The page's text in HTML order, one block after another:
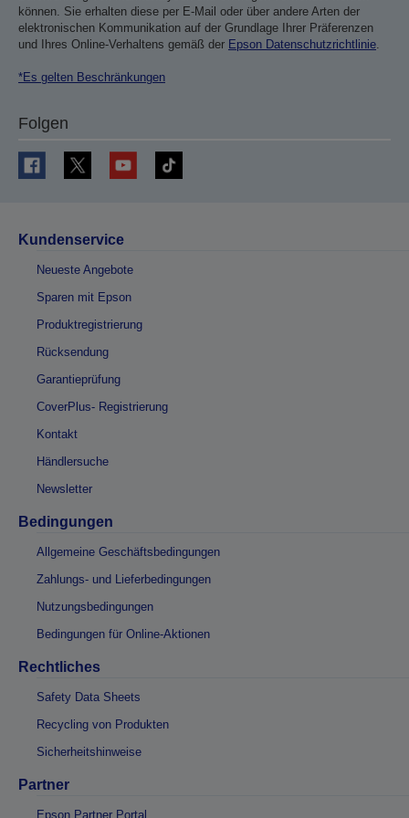
können. Sie erhalten diese per E-Mail oder über andere Arten der
elektronischen Kommunikation auf der Grundlage Ihrer Präferenzen
und Ihres Online-Verhaltens gemäß der Epson Datenschutzrichtlinie
*Es gelten Beschränkungen
Folgen
Kundenservice
Neueste Angebote
Sparen mit Epson
Produktregistrierung
Rücksendung
Garantieprüfung
CoverPlus- Registrierung
Kontakt
Händlersuche
Newsletter
Bedingungen
Allgemeine Geschäftsbedingungen
Zahlungs- und Lieferbedingungen
Nutzungsbedingungen
Bedingungen für Online-Aktionen
Rechtliches
Safety Data Sheets
Recycling von Produkten
Sicherheitshinweise
Partner
Epson Partner Portal